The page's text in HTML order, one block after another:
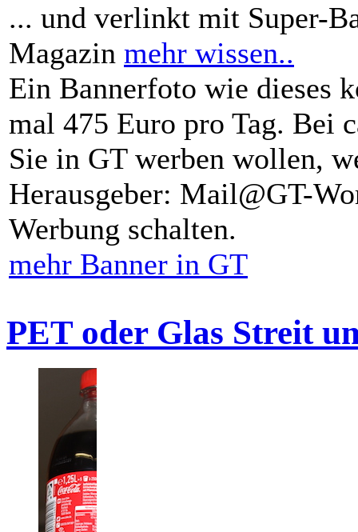
... und verlinkt mit Super-
Magazin mehr wissen..
Ein Bannerfoto wie dieses
mal 475 Euro pro Tag. Bei
Sie in GT werben wollen,
Herausgeber: Mail@GT-
Werbung schalten.
mehr Banner in GT
PET oder Glas Streit